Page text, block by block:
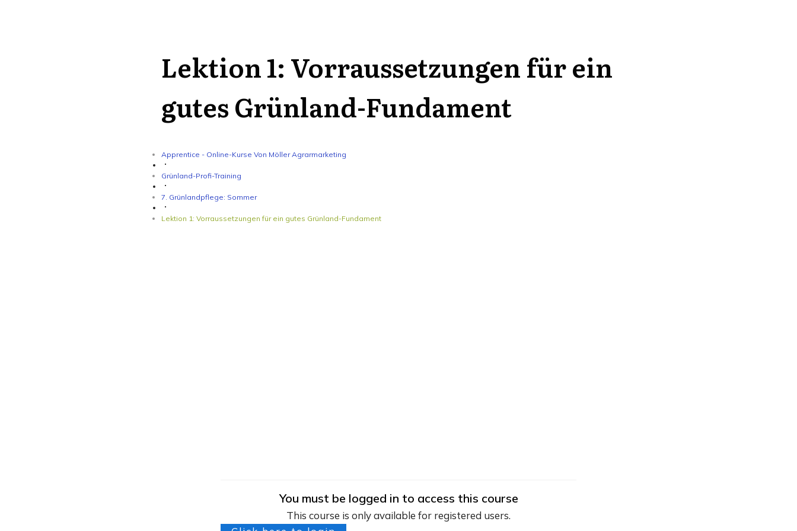
Lektion 1: Vorraussetzungen für ein
gutes Grünland-Fundament
Apprentice - Online-Kurse Von Möller Agrarmarketing
Grünland-Profi-Training
7. Grünlandpflege: Sommer
Lektion 1: Vorraussetzungen für ein gutes Grünland-Fundament
You must be logged in to access this course
This course is only available for registered users.